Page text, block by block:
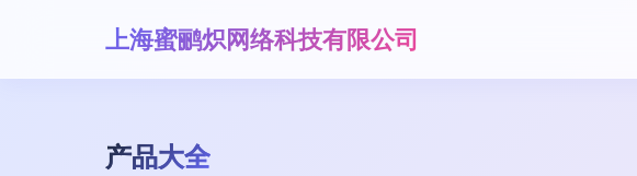
上海蜜鹂炽网络科技有限公司
产品大全